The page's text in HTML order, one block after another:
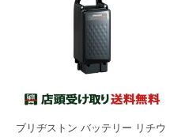
ブリヂストン バッテリー リチウ